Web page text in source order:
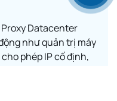
Datacenter
như quản trị máy
phép IP cố định,